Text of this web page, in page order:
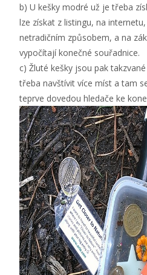
b) U kešky modré už je třeba
lze získat z listingu, na
netradičním způsobem, a na
vypočítají konečné souřadnice.
c) Žluté kešky jsou pak
třeba navštívit více míst a tam
teprve dovedou hledače ke